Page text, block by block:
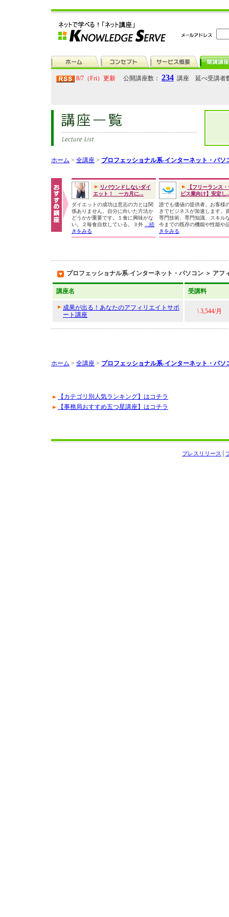
8/7（Fri）更新 公開講座数： 234 講座 延べ受講者
ホーム > 全講座 > プロフェッショナル系-インターネット・パソ
リバウンドしないダイ
エット！ 一カ月に...
ダイエットの成功は意志の力とは関
係ありません。自分に向いた方法か
どうかが重要です。１食に興味がな
い。２毎食自炊している。３外
...続
きをみる
【フリーランス
ビス業向け】安定し
誰でも価値の提供者。お客様
きでビジネスが加速します。
専門技術、専門知識、スキル
今までの既存の機能や性能や
きをみる
プロフェッショナル系-インターネット・パソコン ＞ アフ
講座名 受講料
成果が出る！あなたのアフィリエイトサポ
ート講座
\ 3,544/月
ホーム > 全講座 > プロフェッショナル系-インターネット・パソ
【カテゴリ別人気ランキング】はコチラ
【事務局おすすめ五つ星講座】はコチラ
プレスリリース